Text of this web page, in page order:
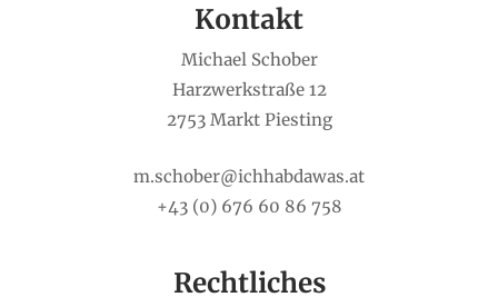
Kontakt
Michael Schober
Harzwerkstraße 12
2753 Markt Piesting
m.schober@ichhabdawas.at
+43 (0) 676 60 86 758
Rechtliches